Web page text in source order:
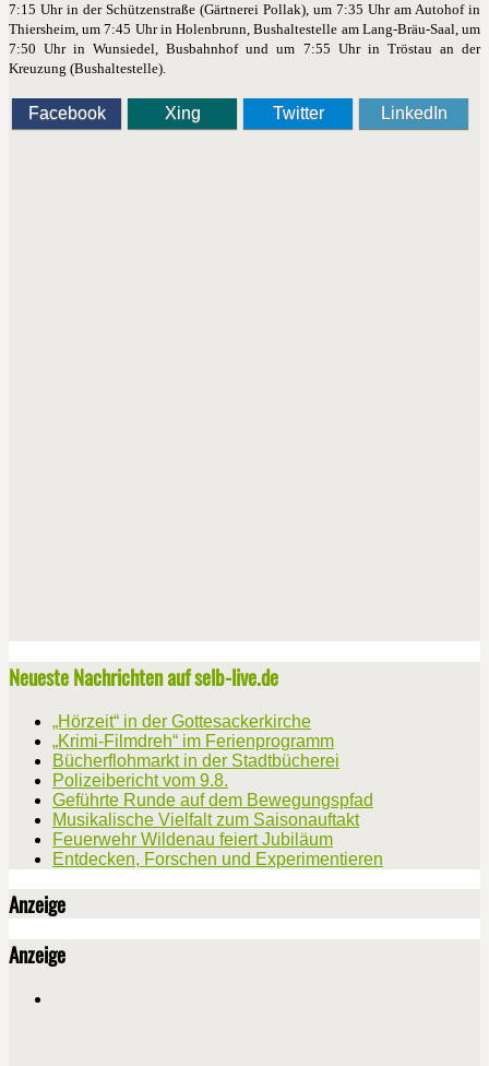
7:15 Uhr in der Schützenstraße (Gärtnerei Pollak), um 7:35 Uhr am Autohof in
Thiersheim, um 7:45 Uhr in Holenbrunn, Bushaltestelle am Lang-Bräu-Saal, um
7:50 Uhr in Wunsiedel, Busbahnhof und um 7:55 Uhr in Tröstau an der
Kreuzung (Bushaltestelle).
Facebook Xing Twitter LinkedIn
Neueste Nachrichten auf selb-live.de
„Hörzeit“ in der Gottesackerkirche
„Krimi-Filmdreh“ im Ferienprogramm
Bücherflohmarkt in der Stadtbücherei
Polizeibericht vom 9.8.
Geführte Runde auf dem Bewegungspfad
Musikalische Vielfalt zum Saisonauftakt
Feuerwehr Wildenau feiert Jubiläum
Entdecken, Forschen und Experimentieren
Anzeige
Anzeige